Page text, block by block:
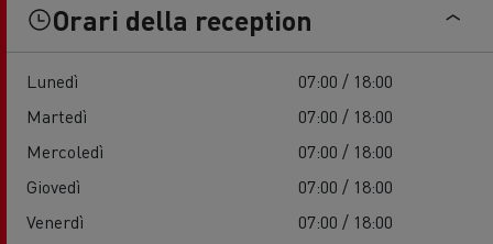
Orari della reception
Lunedì
07:00 / 18:00
Martedì
07:00 / 18:00
Mercoledì
07:00 / 18:00
Giovedì
07:00 / 18:00
Venerdì
07:00 / 18:00